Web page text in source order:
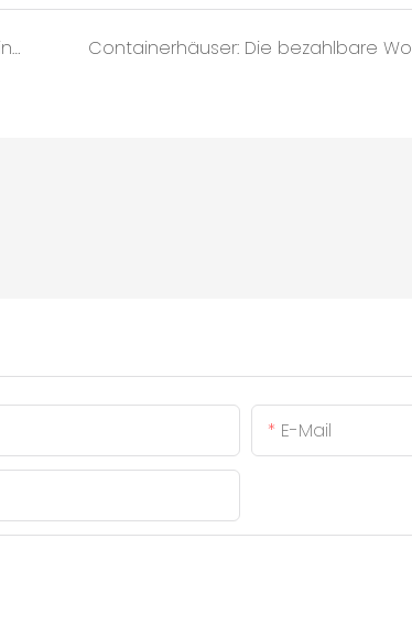
Containerunterkünfte im Fokus des chinesischen Tourismustages
E-Mail